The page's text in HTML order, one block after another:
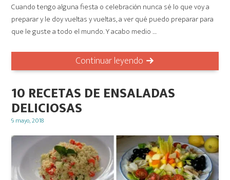
Cuando tengo alguna fiesta o celebración nunca sé lo que voy a
preparar y le doy vueltas y vueltas, a ver qué puedo preparar para
que le guste a todo el mundo. Y acabo medio …
Continuar leyendo
10 RECETAS DE ENSALADAS
DELICIOSAS
Posted
9 mayo, 2018